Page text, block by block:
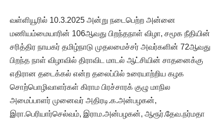
வள்ளியூரில் 10.3.2025 அன்று நடைபெற்ற அன்னை
மணியம்மையாரின் 106ஆவது பிறந்தநாள் விழா, சமூக நீதியின்
சரித்திர நாயகர் தமிழ்நாடு முதலமைச்சர் அவர்களின் 72ஆவது
பிறந்த நாள் விழாவில் திராவிட மாடல் ஆட்சியின் சாதனைக்கு
எதிரான தடைக்கல் என்ற தலைப்பில் உரையாற்றிய கழக
சொற்பொழிவாளர்கள் கிராம பிரச்சாரக் குழு மாநில
அமைப்பாளர் முனைவர் அதிரடி.க.அன்பழகன்,
இரா.பெரியார்செல்வம், இராம.அன்பழகன், ஆரூர்.தேவ.நர்மதா